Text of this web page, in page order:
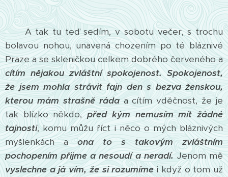
A tak tu teď sedím, v sobotu večer, s trochu
bolavou nohou, unavená chozením po té bláznivé
Praze a se skleničkou celkem dobrého červeného a
cítím nějakou zvláštní spokojenost. Spokojenost,
že jsem mohla strávit fajn den s bezva ženskou,
kterou mám strašně rádaa cítím vděčnost, že je
tak blízko někdo,před kým nemusím mít žádné
tajnosti, komu můžu říct i něco o mých bláznivých
myšlenkách aona to s takovým zvláštním
pochopením přijme a nesoudí a neradí.Jenom mě
vyslechne a já vím, že si rozumímei když o tom už